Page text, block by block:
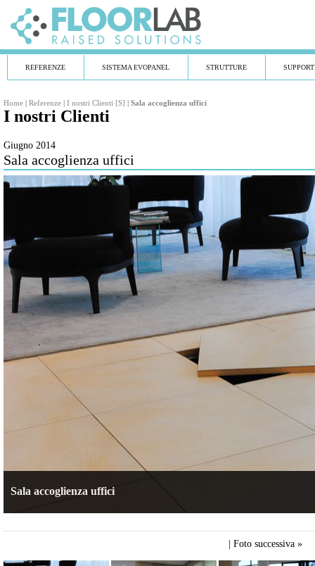
REFERENZE SISTEMA EVOPANEL STRUTTURE
Home | Referenze | I nostri Clienti [S] | Sala accoglienza uffici
I nostri Clienti
Giugno 2014
Sala accoglienza uffici
Sala accoglienza uffici
Foto successiva »